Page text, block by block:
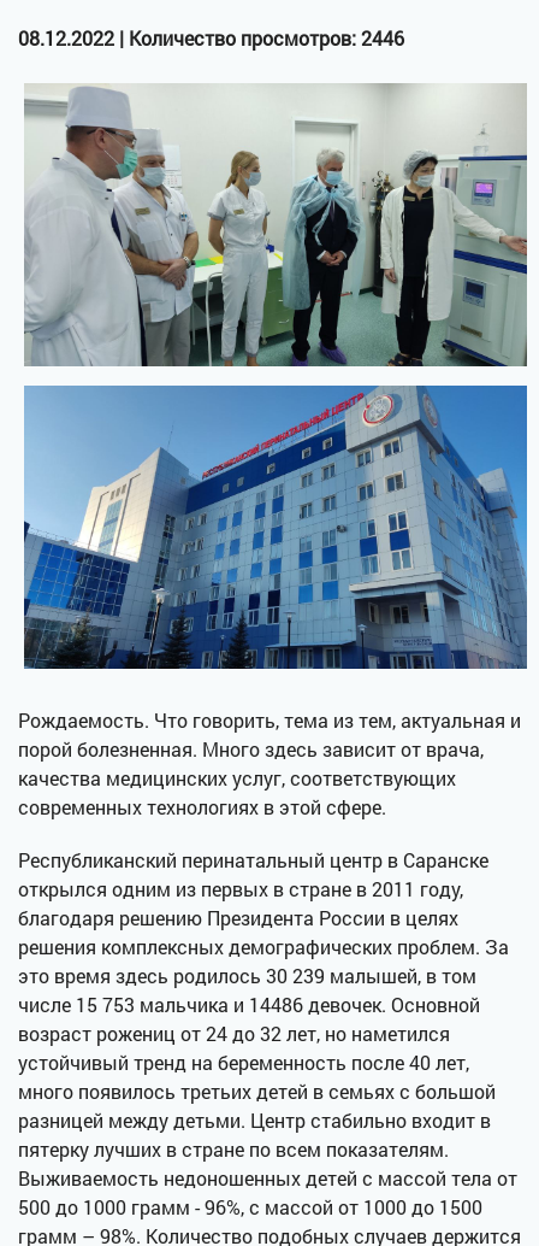
08.12.2022 | Количество просмотров: 2446
Рождаемость. Что говорить, тема из тем, актуальная и
порой болезненная. Много здесь зависит от врача,
качества медицинских услуг, соответствующих
современных технологиях в этой сфере.
Республиканский перинатальный центр в Саранске
открылся одним из первых в стране в 2011 году,
благодаря решению Президента России в целях
решения комплексных демографических проблем. За
это время здесь родилось 30 239 малышей, в том
числе 15 753 мальчика и 14486 девочек. Основной
возраст рожениц от 24 до 32 лет, но наметился
устойчивый тренд на беременность после 40 лет,
много появилось третьих детей в семьях с большой
разницей между детьми. Центр стабильно входит в
пятерку лучших в стране по всем показателям.
Выживаемость недоношенных детей с массой тела от
500 до 1000 грамм - 96%, с массой от 1000 до 1500
грамм – 98%. Количество подобных случаев держится